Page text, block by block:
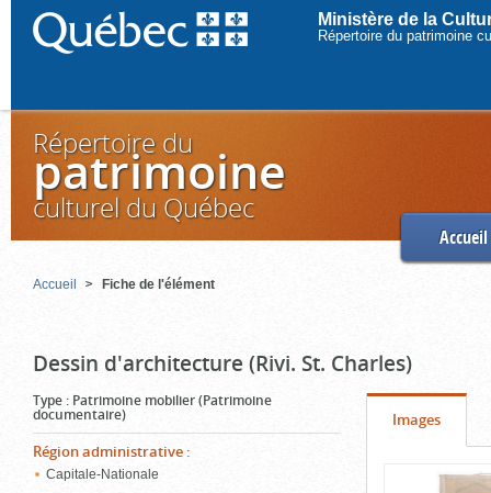
Ministère de la
Répertoire du patrimoine
Répertoire du
patrimoine
culturel du Québec
Accueil
Accueil Fiche de l'élément
Dessin d'architecture (Rivi. St. Charles)
Type : Patrimoine mobilier (Patrimoine
documentaire)
Région administrative :
Capitale-Nationale
Onglet
Images(cliquer
pour
voir
Contenu